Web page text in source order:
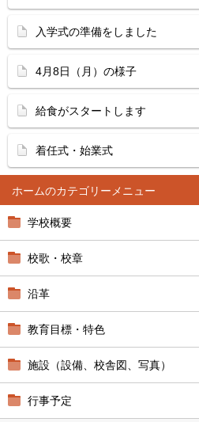
ホーム
学校概要
校歌・校章
沿革
教育目標・特色
施設（設備、校舎図、写真）
行事予定
入学式の準備をしました
4月8日（月）の様子
給食がスタートします
着任式・始業式